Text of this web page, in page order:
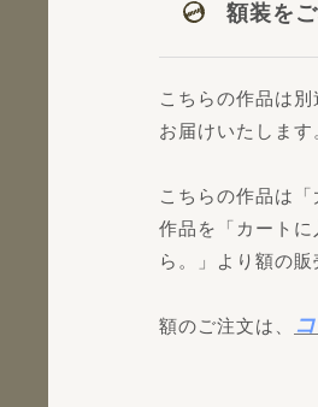
額装を
こちらの作品は
お届けいたしま
こちらの作品は
作品を「カート
ら。」より額の
額のご注文は、